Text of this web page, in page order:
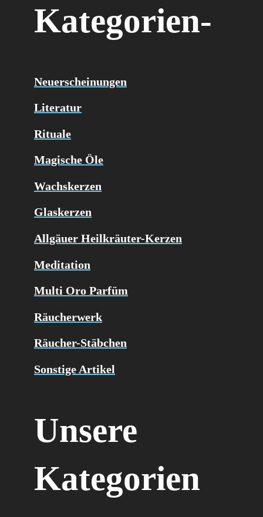
Kategorien-
Neuerscheinungen
Literatur
Rituale
Magische Öle
Wachskerzen
Glaskerzen
Allgäuer Heilkräuter-Kerzen
Meditation
Multi Oro Parfüm
Räucherwerk
Räucher-Stäbchen
Sonstige Artikel
Unsere
Kategorien